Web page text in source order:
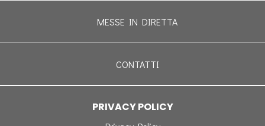
MESSE IN DIRETTA
CONTATTI
PRIVACY POLICY